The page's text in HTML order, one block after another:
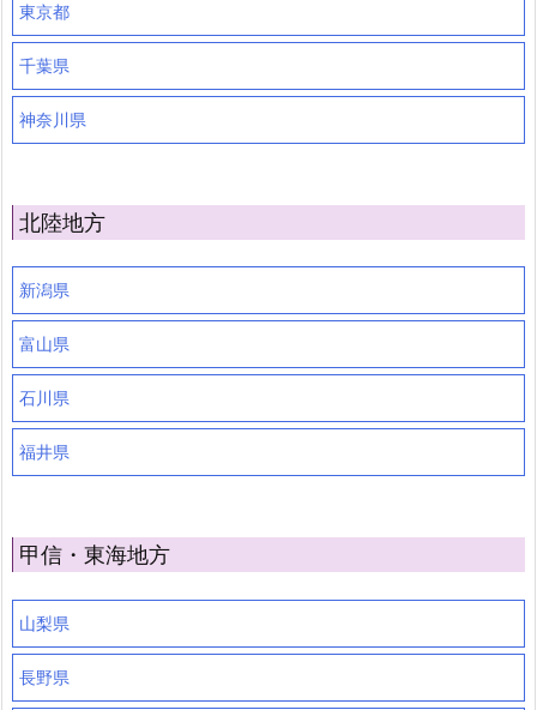
東京都
千葉県
神奈川県
北陸地方
新潟県
富山県
石川県
福井県
甲信・東海地方
山梨県
長野県